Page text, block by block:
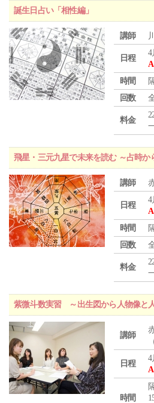
誕生日占い「相性編」
講師
日程
4
時間
回数
料金
飛星・三元九星で未来を読む ～占時か
講師
日程
4
時間
回数
料金
紫微斗数実習 ～出生図から人物像と
講師
日程
4
時間